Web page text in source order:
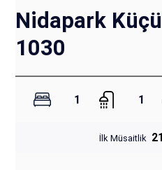
Nidapark
1030
1 1
İlk Müsaitlik